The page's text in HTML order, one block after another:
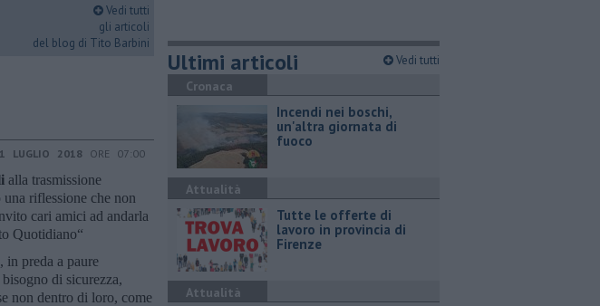
Vedi tutti
gli articoli
del blog di Tito Barbini
LUGLIO 2018 ORE 07:00
alla trasmissione
riflessione che non
cari amici ad andarla
Quotidiano“
in preda a paure
di sicurezza,
non dentro di loro, come
Ultimi articoli Vedi tutti
Cronaca
Incendi nei boschi,
un'altra giornata di
fuoco
Attualità
​Tutte le offerte di
lavoro in provincia di
Firenze
Attualità